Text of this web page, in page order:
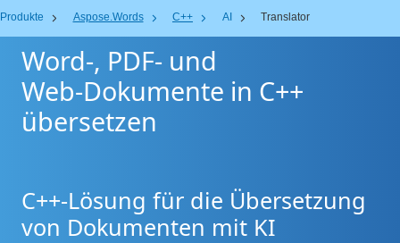
Produkte Aspose.Words C++ AI Translator
Word-, PDF- und
Web‑Dokumente in C++
übersetzen
C++‑Lösung für die Übersetzung
von Dokumenten mit KI